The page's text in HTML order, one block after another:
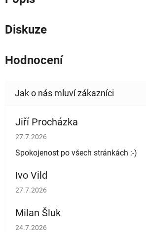
Diskuze
Hodnocení
Jiří Procházka
Hodnocení obchodu je 5 z 5 hvězdiček.
27.7.2026
Spokojenost po všech stránkách :-)
Ivo Vild
Hodnocení obchodu je 5 z 5 hvězdiček.
27.7.2026
Milan Šluk
Hodnocení obchodu je 5 z 5 hvězdiček.
24.7.2026